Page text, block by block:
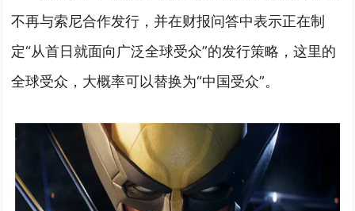
不再与索尼合作发行，并在财报问答中表示正在制
定“从首日就面向广泛全球受众”的发行策略，这里的
全球受众，大概率可以替换为“中国受众”。